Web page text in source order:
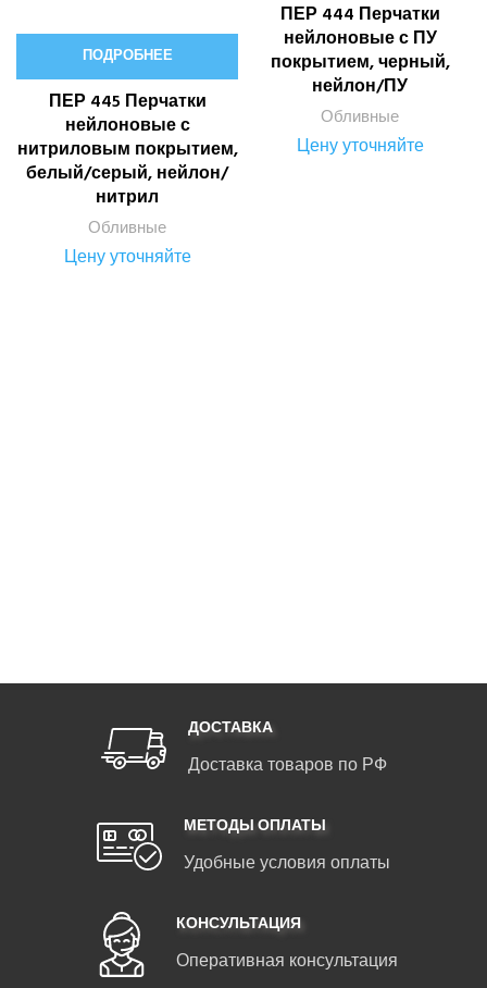
ПОДРОБНЕЕ
ПЕР 445 Перчатки
нейлоновые с
нитриловым покрытием,
белый/серый, нейлон/
нитрил
Обливные
Цену уточняйте
ПЕР 444 Перчатки
нейлоновые с ПУ
покрытием, черный,
нейлон/ПУ
Обливные
Цену уточняйте
ДОСТАВКА
Доставка товаров по РФ
МЕТОДЫ ОПЛАТЫ
Удобные условия оплаты
КОНСУЛЬТАЦИЯ
Оперативная консультация